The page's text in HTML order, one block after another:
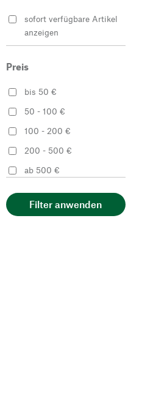
Manufactum
MINT Furniture
Moebe
Softline
Swedese
sofort verfügbare Artikel
anzeigen
Preis
bis 50 €
50 - 100 €
100 - 200 €
200 - 500 €
ab 500 €
Filter anwenden